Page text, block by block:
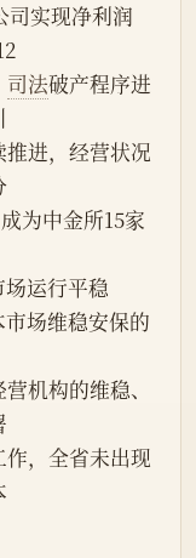
司实现净利润
司法破产程序进
进，经营状况
为中金所15家
场运行平稳
场维稳安保的
机构的维稳、
，全省未出现